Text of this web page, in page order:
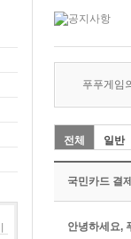
푸푸게임
전체 일반
국민카드 결
안녕하세요,